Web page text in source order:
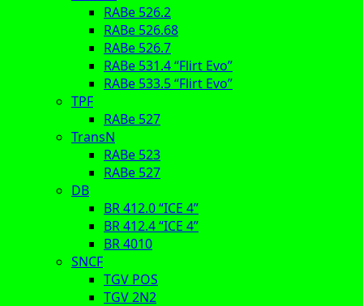
RABe 526.2
RABe 526.68
RABe 526.7
RABe 531.4 “Flirt Evo”
RABe 533.5 “Flirt Evo”
TPF
RABe 527
TransN
RABe 523
RABe 527
DB
BR 412.0 “ICE 4”
BR 412.4 “ICE 4”
BR 4010
SNCF
TGV POS
TGV 2N2